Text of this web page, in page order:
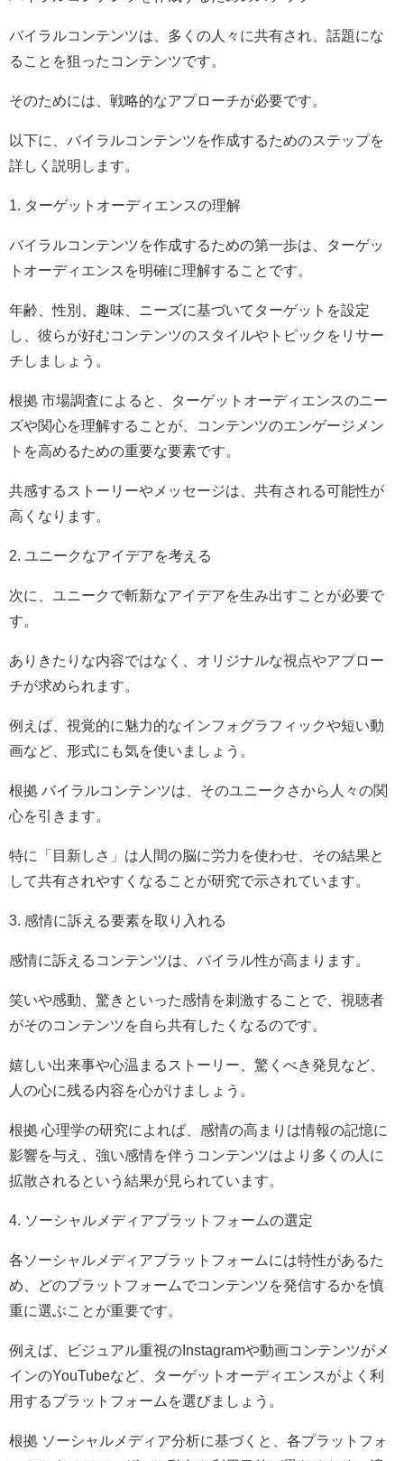
バイラルコンテンツは、多くの人々に共有され、話題にな
ることを狙ったコンテンツです。
そのためには、戦略的なアプローチが必要です。
以下に、バイラルコンテンツを作成するためのステップを
詳しく説明します。
1. ターゲットオーディエンスの理解
バイラルコンテンツを作成するための第一歩は、ターゲッ
トオーディエンスを明確に理解することです。
年齢、性別、趣味、ニーズに基づいてターゲットを設定
し、彼らが好むコンテンツのスタイルやトピックをリサー
チしましょう。
根拠 市場調査によると、ターゲットオーディエンスのニー
ズや関心を理解することが、コンテンツのエンゲージメン
トを高めるための重要な要素です。
共感するストーリーやメッセージは、共有される可能性が
高くなります。
2. ユニークなアイデアを考える
次に、ユニークで斬新なアイデアを生み出すことが必要で
す。
ありきたりな内容ではなく、オリジナルな視点やアプロー
チが求められます。
例えば、視覚的に魅力的なインフォグラフィックや短い動
画など、形式にも気を使いましょう。
根拠 バイラルコンテンツは、そのユニークさから人々の関
心を引きます。
特に「目新しさ」は人間の脳に労力を使わせ、その結果と
して共有されやすくなることが研究で示されています。
3. 感情に訴える要素を取り入れる
感情に訴えるコンテンツは、バイラル性が高まります。
笑いや感動、驚きといった感情を刺激することで、視聴者
がそのコンテンツを自ら共有したくなるのです。
嬉しい出来事や心温まるストーリー、驚くべき発見など、
人の心に残る内容を心がけましょう。
根拠 心理学の研究によれば、感情の高まりは情報の記憶に
影響を与え、強い感情を伴うコンテンツはより多くの人に
拡散されるという結果が見られています。
4. ソーシャルメディアプラットフォームの選定
各ソーシャルメディアプラットフォームには特性があるた
め、どのプラットフォームでコンテンツを発信するかを慎
重に選ぶことが重要です。
例えば、ビジュアル重視のInstagramや動画コンテンツがメ
インのYouTubeなど、ターゲットオーディエンスがよく利
用するプラットフォームを選びましょう。
根拠 ソーシャルメディア分析に基づくと、各プラットフォ